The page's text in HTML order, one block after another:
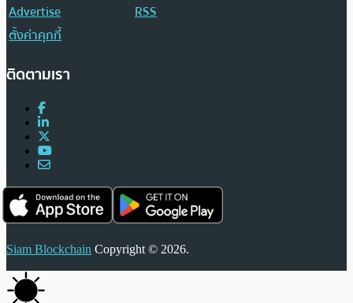
Advertise
RSS
ตั้งค่าคุกกี้
ติดตามเรา
Siam Blockchain Copyright © 2026.